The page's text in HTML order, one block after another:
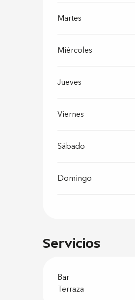
Servicios
Bar
Terraza
Martes
Miércoles
Jueves
Viernes
Sábado
Domingo